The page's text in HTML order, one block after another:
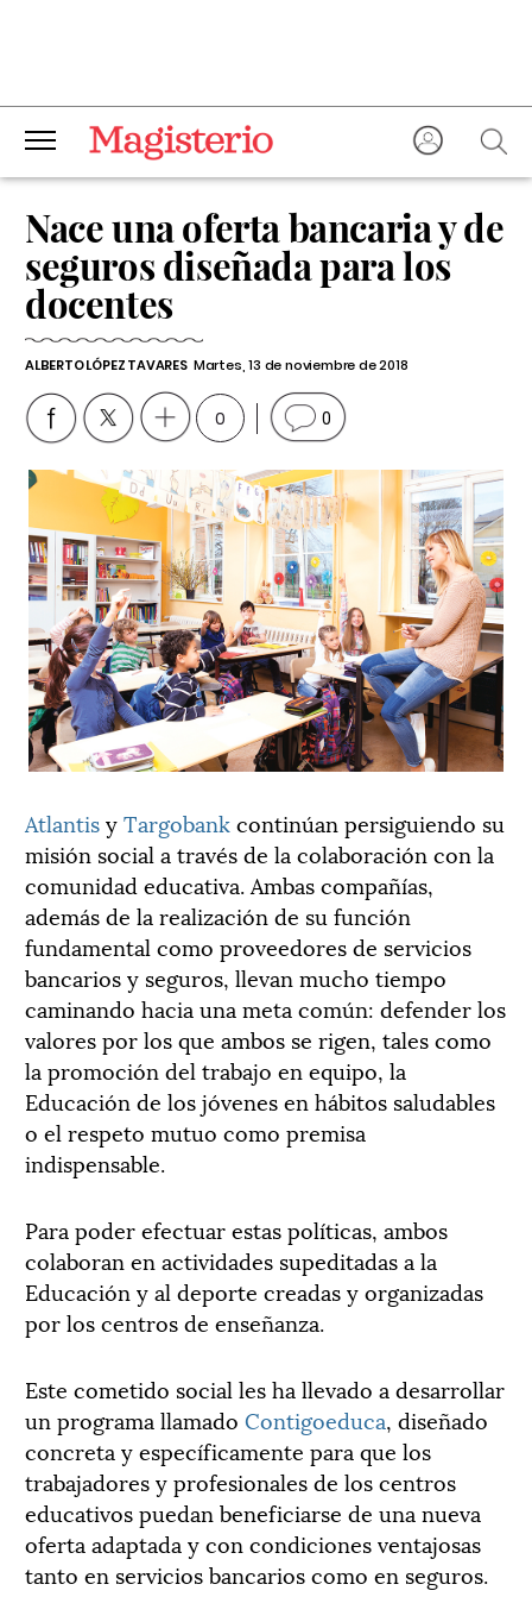
Nace una oferta bancaria y de
seguros diseñada para los
docentes
ALBERTO LÓPEZ TAVARES Martes, 13 de noviembre de 2018
0 0
AtlantisyTargobankcontinúan persiguiendo su
misión social a través de la colaboración con la
comunidad educativa. Ambas compañías,
además de la realización de su función
fundamental como proveedores de servicios
bancarios y seguros, llevan mucho tiempo
caminando hacia una meta común: defender los
valores por los que ambos se rigen, tales como
la promoción del trabajo en equipo, la
Educación de los jóvenes en hábitos saludables
o el respeto mutuo como premisa
indispensable.
Para poder efectuar estas políticas, ambos
colaboran en actividades supeditadas a la
Educación y al deporte creadas y organizadas
por los centros de enseñanza.
Este cometido social les ha llevado a desarrollar
un programa llamado Contigoeduca, diseñado
concreta y específicamente para que los
trabajadores y profesionales de los centros
educativos puedan beneficiarse de una nueva
oferta adaptada y con condiciones ventajosas
tanto en servicios bancarios como en seguros.